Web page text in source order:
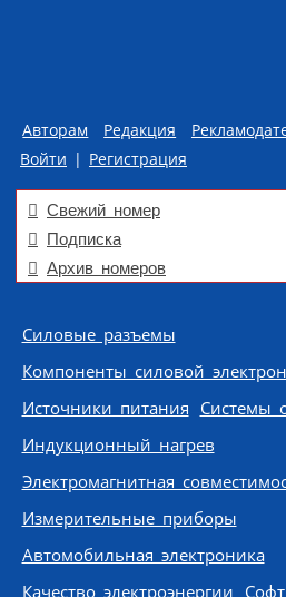
Авторам Редакция
Войти | Регистрация
Свежий номер
Подписка
Архив номеров
Skip to content
Силовые разъемы
Компоненты силовой
Источники питания Системы
Индукционный нагрев
Электромагнитная
Измерительные приборы
Автомобильная электроника
Качество электроэнергии Софт